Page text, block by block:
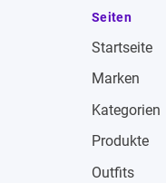
Seiten
Startseite
Marken
Kategorien
Produkte
Outfits